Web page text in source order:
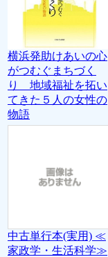
横浜発助けあいの心
がつむぐまちづく
り 地域福祉を拓い
てきた５人の女性の
物語
中古単行本(実用) ≪
家政学・生活科学≫